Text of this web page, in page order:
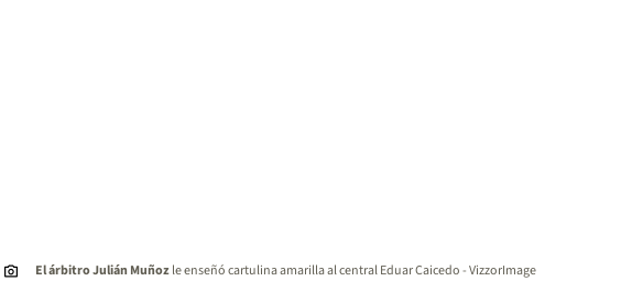
El árbitro Julián Muñozle enseñó cartulina amarilla al central Eduar Caicedo - VizzorImage